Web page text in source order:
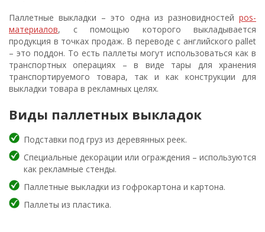
Паллетные выкладки – это одна из разновидностей pos-
материалов, с помощью которого выкладывается
продукция в точках продаж. В переводе с английского pallet
– это поддон. То есть паллеты могут использоваться как в
транспортных операциях – в виде тары для хранения
транспортируемого товара, так и как конструкции для
выкладки товара в рекламных целях.
Виды паллетных выкладок
Подставки под груз из деревянных реек.
Специальные декорации или ограждения – используются
как рекламные стенды.
Паллетные выкладки из гофрокартона и картона.
Паллеты из пластика.